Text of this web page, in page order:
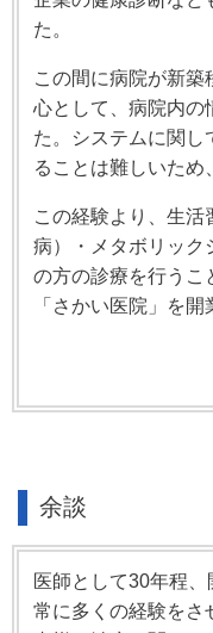
た。
この間に病院が新築
心として、病院内の
た。システムに関し
ることは難しいため
この経験より、生活
病）・メタボリック
の方の診療を行うこ
「さかい医院」を開
余談
医師として30年程
常に多くの経験をさ